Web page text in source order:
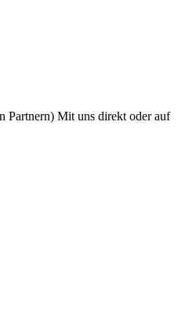
Partnern) Mit uns direkt oder auf